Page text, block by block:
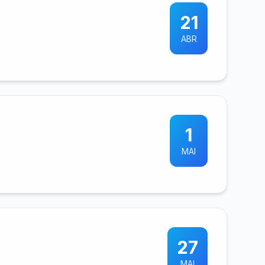
21
ABR
1
MAI
27